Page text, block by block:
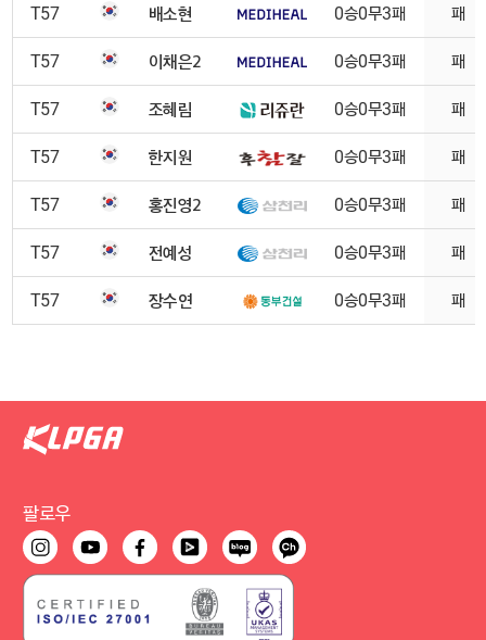
T57 배소현 0승0무3패 패
T57 이채은2 0승0무3패 패
T57 조혜림 0승0무3패 패
T57 한지원 0승0무3패 패
T57 홍진영2 0승0무3패 패
T57 전예성 0승0무3패 패
T57 장수연 0승0무3패 패
팔로우